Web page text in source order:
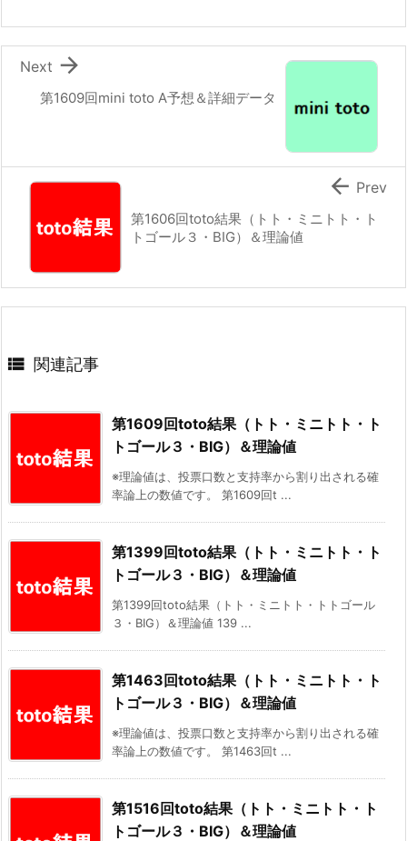
第1609回mini toto A予想＆詳細データ

Next
第1606回toto結果（トト・ミニトト・ト
トゴール３・BIG）＆理論値
 Prev
 関連記事
第1609回toto結果（トト・ミニトト・ト
トゴール３・BIG）＆理論値
※理論値は、投票口数と支持率から割り出される確
率論上の数値です。 第1609回t ...
第1399回toto結果（トト・ミニトト・ト
トゴール３・BIG）＆理論値
第1399回toto結果（トト・ミニトト・トトゴール
３・BIG）＆理論値 139 ...
第1463回toto結果（トト・ミニトト・ト
トゴール３・BIG）＆理論値
※理論値は、投票口数と支持率から割り出される確
率論上の数値です。 第1463回t ...
第1516回toto結果（トト・ミニトト・ト
トゴール３・BIG）＆理論値